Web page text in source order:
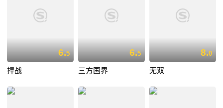
6.5
捍战
6.5
三方国界
8.0
无双